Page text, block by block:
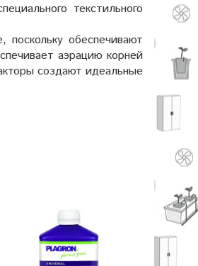
текстильного
обеспечивают
аэрацию корней
создают идеальные